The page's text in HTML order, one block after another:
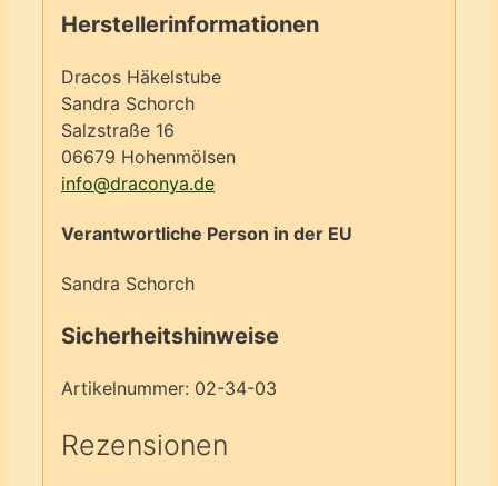
Herstellerinformationen
Dracos Häkelstube
Sandra Schorch
Salzstraße 16
06679 Hohenmölsen
info@draconya.de
Verantwortliche Person in der EU
Sandra Schorch
Sicherheitshinweise
Artikelnummer: 02-34-03
Rezensionen